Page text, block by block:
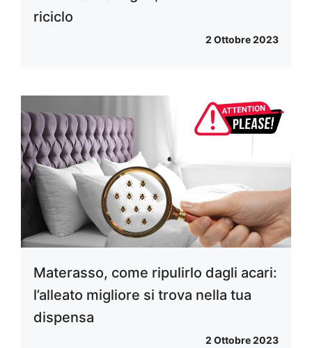
riciclo
2 Ottobre 2023
Materasso, come ripulirlo dagli acari:
l’alleato migliore si trova nella tua
dispensa
2 Ottobre 2023